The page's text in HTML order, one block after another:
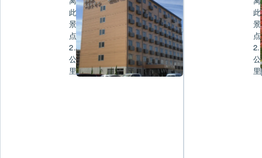
此
景
点
2.4
公
里
此
景
点
公
里